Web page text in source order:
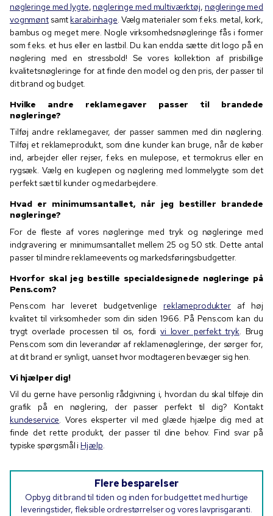
nøgleringe med lygte,nøgleringe med multiværktøj, nøgleringe med
vognmøntsamtkarabinhage. Vælg materialer som f.eks. metal, kork,
bambus og meget mere. Nogle virksomhedsnøgleringe fås i former
som f.eks. et hus eller en lastbil. Du kan endda sætte dit logo på en
nøglering med en stressbold! Se vores kollektion af prisbillige
kvalitetsnøgleringe for at finde den model og den pris, der passer til
dit brand og budget.
Hvilke andre reklamegaver passer til brandede
nøgleringe?
Tilføj andre reklamegaver, der passer sammen med din nøglering.
Tilføj et reklameprodukt, som dine kunder kan bruge, når de køber
ind, arbejder eller rejser, f.eks. en mulepose, et termokrus eller en
rygsæk. Vælg en kuglepen og nøglering med lommelygte som det
perfekt sæt til kunder og medarbejdere.
Hvad er minimumsantallet, når jeg bestiller brandede
nøgleringe?
For de fleste af vores nøgleringe med tryk og nøgleringe med
indgravering er minimumsantallet mellem 25 og 50 stk. Dette antal
passer til mindre reklameevents og markedsføringsbudgetter.
Hvorfor skal jeg bestille specialdesignede nøgleringe på
Pens.com?
Pens.com har leveret budgetvenligereklameprodukteraf høj
kvalitet til virksomheder som din siden 1966. På Pens.com kan du
trygt overlade processen til os, fordivi lover perfekt tryk. Brug
Pens.com som din leverandør af reklamenøgleringe, der sørger for,
at dit brand er synligt, uanset hvor modtageren bevæger sig hen.
Vi hjælper dig!
Vil du gerne have personlig rådgivning i, hvordan du skal tilføje din
grafik på en nøglering, der passer perfekt til dig? Kontakt
kundeservice. Vores eksperter vil med glæde hjælpe dig med at
finde det rette produkt, der passer til dine behov. Find svar på
typiske spørgsmål iHjælp.
Flere besparelser
Opbyg dit brand til tiden og inden for budgettet med hurtige
leveringstider, fleksible ordrestørrelser og vores lavprisgaranti.